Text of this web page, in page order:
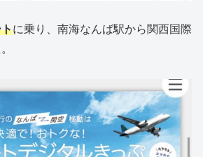
に乗り、南海なんば駅から関西国際